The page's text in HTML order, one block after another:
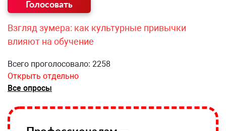
Взгляд зумера: как культурные привычки
влияют на обучение
Всего проголосовало: 2258
Открыть отдельно
Все опросы